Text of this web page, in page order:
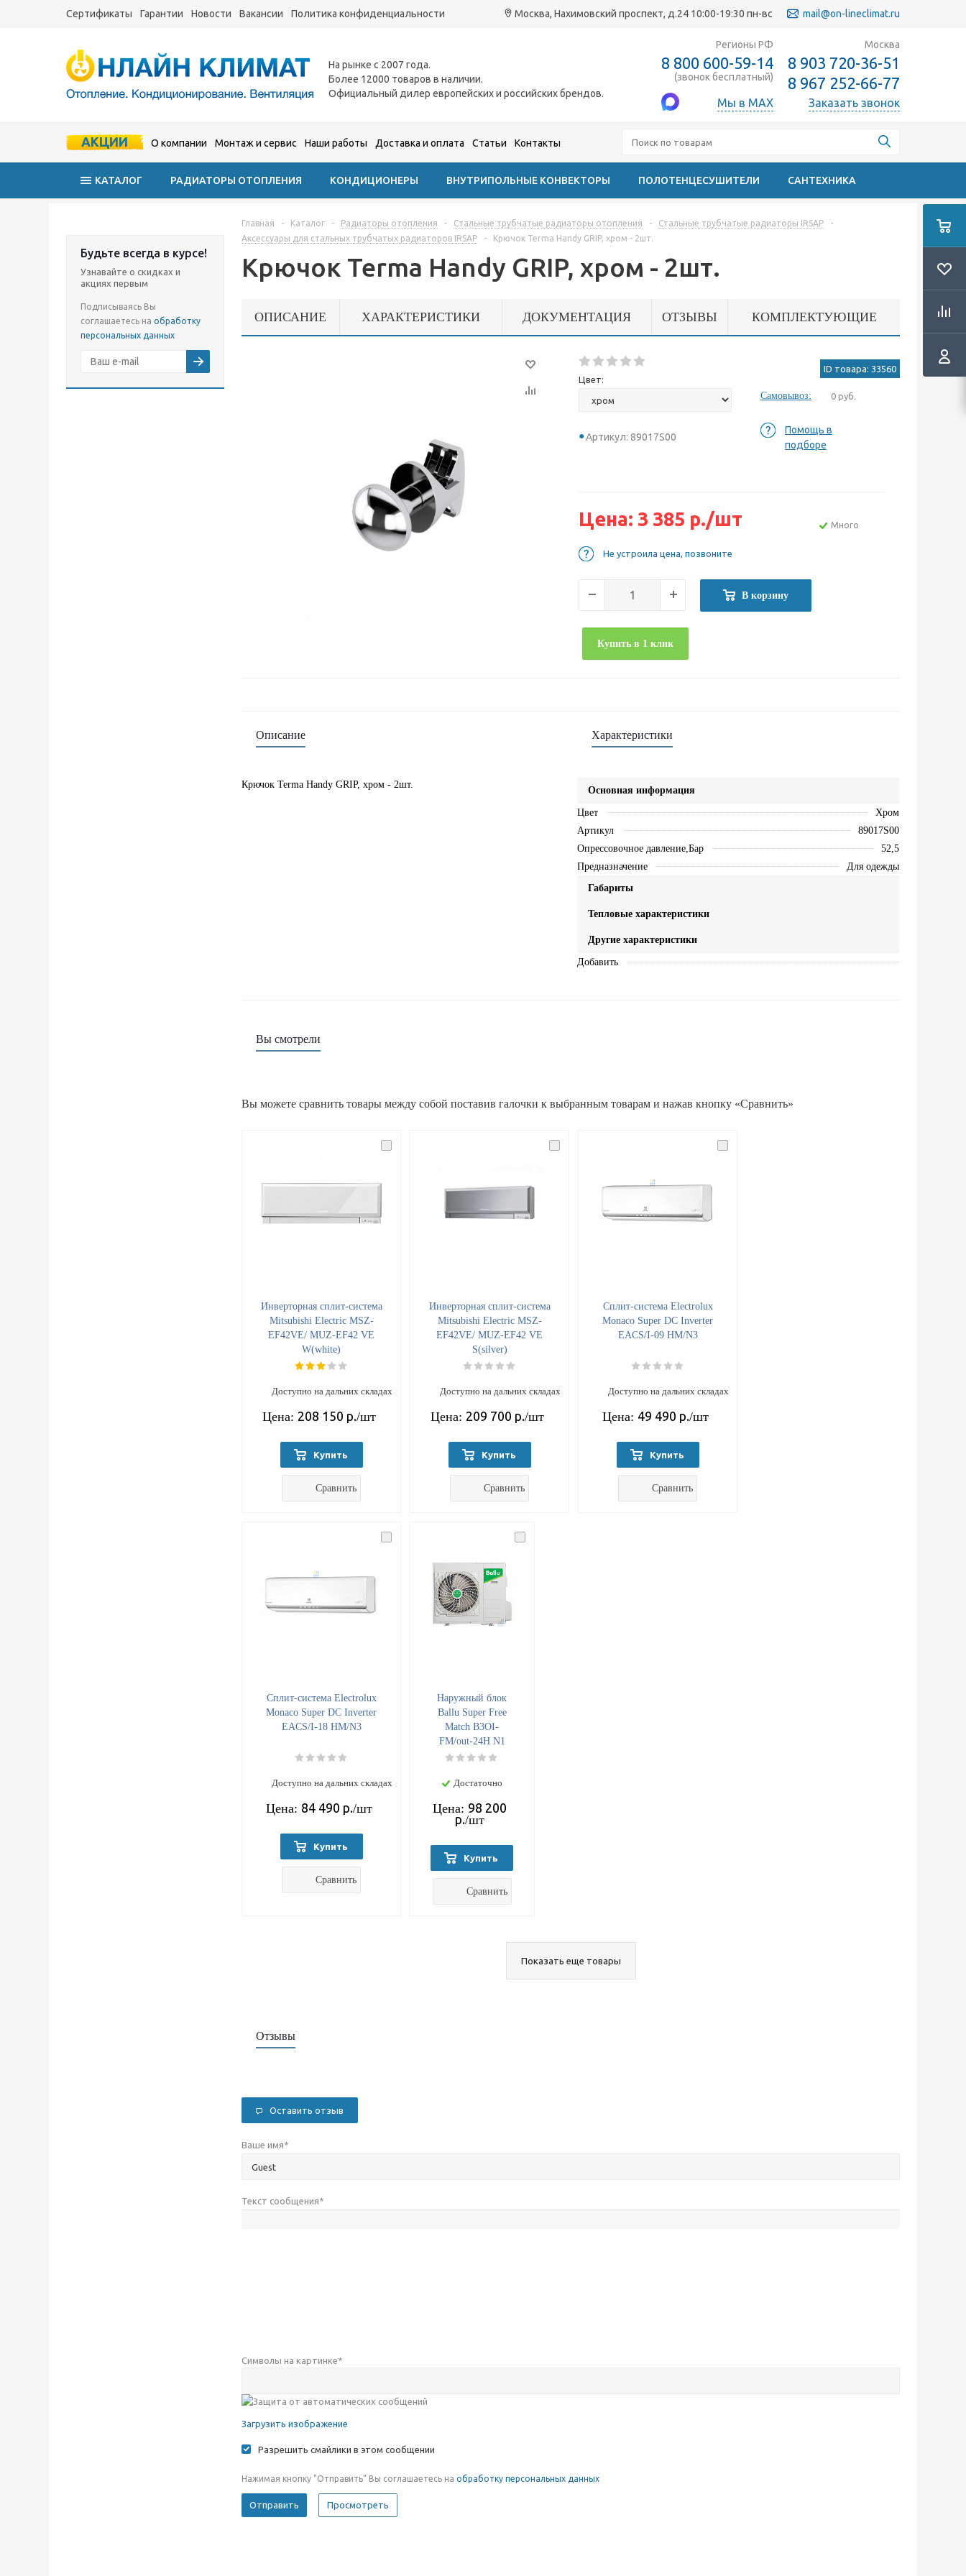
Сертификаты Гарантии Новости Вакансии Политика конфиденциальности Москва, Нахимовский проспект, д.24 10:00-19:30 пн-вс mail@on-lineclimat.ru
На рынке с 2007 года.
Более 12000 товаров в наличии.
Официальный дилер европейских и российских брендов.
Регионы РФ
8 800 600-59-14
(звонок бесплатный)
Мы в MAX
Москва
8 903 720-36-51
8 967 252-66-77
Заказать звонок
АКЦИИ О компании Монтаж и сервис Наши работы Доставка и оплата Статьи Контакты
КАТАЛОГ РАДИАТОРЫ ОТОПЛЕНИЯ КОНДИЦИОНЕРЫ ВНУТРИПОЛЬНЫЕ КОНВЕКТОРЫ ПОЛОТЕНЦЕСУШИТЕЛИ САНТЕХНИКА
Будьте всегда в курсе!
Узнавайте о скидках и
акциях первым
Подписываясь Вы
соглашаетесь на обработку
персональных данных
Главная - Каталог - Радиаторы отопления - Стальные трубчатые радиаторы отопления - Стальные трубчатые радиаторы IRSAP
-
Аксессуары для стальных трубчатых радиаторов IRSAP
- Крючок Terma Handy GRIP, хром - 2шт.
Крючок Terma Handy GRIP, хром - 2шт.
ОПИСАНИЕ ХАРАКТЕРИСТИКИ ДОКУМЕНТАЦИЯ ОТЗЫВЫ КОМПЛЕКТУЮЩИЕ
Цвет:
Артикул: 89017S00
ID товара: 33560
Самовывоз: 0 руб.
Помощь в
подборе
Цена: 3 385 р./шт Много
Не устроила цена, позвоните
В корзину
Купить в 1 клик
Описание
Крючок Terma Handy GRIP, хром - 2шт.
Характеристики
Основная информация
Цвет
Хром
Артикул
89017S00
Опрессовочное давление,Бар
52,5
Предназначение
Для одежды
Габариты
Тепловые характеристики
Другие характеристики
Добавить
Вы смотрели
Вы можете сравнить товары между собой поставив галочки к выбранным товарам и нажав кнопку «Сравнить»
Инверторная сплит-система
Mitsubishi Electric MSZ-
EF42VE/ MUZ-EF42 VE
W(white)
Доступно на дальних складах
Цена: 208 150 р./шт
Купить
Сравнить
Инверторная сплит-система
Mitsubishi Electric MSZ-
EF42VE/ MUZ-EF42 VE
S(silver)
Доступно на дальних складах
Цена: 209 700 р./шт
Купить
Сравнить
Cплит-система Electrolux
Monaco Super DC Inverter
EACS/I-09 HM/N3
Доступно на дальних складах
Цена: 49 490 р./шт
Купить
Сравнить
Cплит-система Electrolux
Monaco Super DC Inverter
EACS/I-18 HM/N3
Доступно на дальних складах
Цена: 84 490 р./шт
Купить
Сравнить
Наружный блок
Ballu Super Free
Match B3OI-
FM/out-24H N1
Достаточно
Цена: 98 200
р./шт
Купить
Сравнить
Показать еще товары
Отзывы
Оставить отзыв
Ваше имя*
Текст сообщения*
Символы на картинке*
Загрузить изображение
Разрешить смайлики в этом сообщении
Нажимая кнопку "Отправить" Вы соглашаетесь на обработку персональных данных